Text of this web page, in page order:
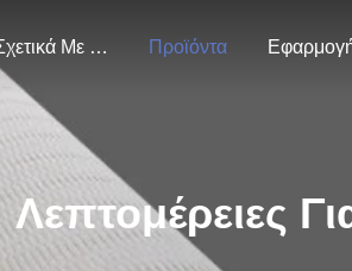
Σχετικά Με Εμάς Προϊόντα
Λεπτομέρειες